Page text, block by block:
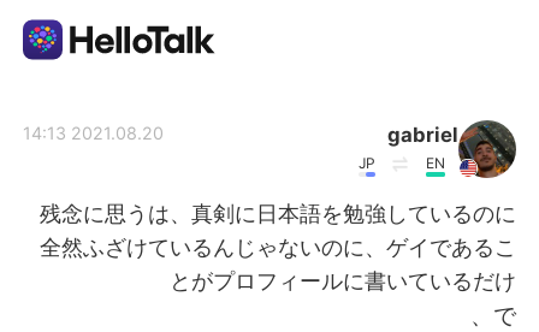
العربية
gabriel
EN
JP
2021.08.20 14:13
残念に思うは、真剣に日本語を勉強しているのに
全然ふざけているんじゃないのに、ゲイであるこ
とがプロフィールに書いているだけ
で、